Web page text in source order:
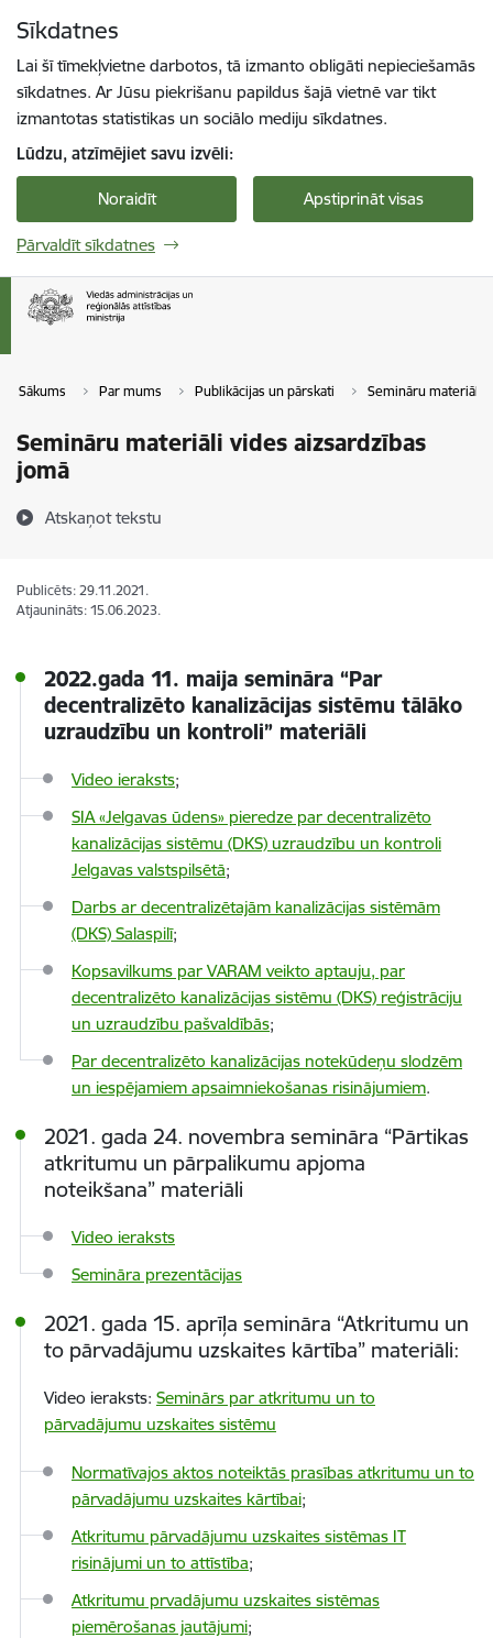
Sīkdatnes
Lai šī tīmekļvietne darbotos, tā izmanto obligāti nepieciešamās
sīkdatnes. Ar Jūsu piekrišanu papildus šajā vietnē var tikt
izmantotas statistikas un sociālo mediju sīkdatnes.
Lūdzu, atzīmējiet savu izvēli:
Noraidīt Apstiprināt visas
Pārvaldīt sīkdatnes
Sākums Par mums Publikācijas un pārskati Semināru materiāli
Semināru materiāli vides aizsardzības
jomā
Atskaņot tekstu
Publicēts: 29.11.2021.
Atjaunināts: 15.06.2023.
2022.gada 11. maija semināra “Par
decentralizēto kanalizācijas sistēmu tālāko
uzraudzību un kontroli” materiāli
Video ieraksts;
SIA «Jelgavas ūdens» pieredze par decentralizēto
kanalizācijas sistēmu (DKS) uzraudzību un kontroli
Jelgavas valstspilsētā;
Darbs ar decentralizētajām kanalizācijas sistēmām
(DKS) Salaspilī;
Kopsavilkums par VARAM veikto aptauju, par
decentralizēto kanalizācijas sistēmu (DKS) reģistrāciju
un uzraudzību pašvaldībās;
Par decentralizēto kanalizācijas notekūdeņu slodzēm
un iespējamiem apsaimniekošanas risinājumiem.
2021. gada 24. novembra semināra “Pārtikas
atkritumu un pārpalikumu apjoma
noteikšana” materiāli
Video ieraksts
Semināra prezentācijas
2021. gada 15. aprīļa semināra “Atkritumu un
to pārvadājumu uzskaites kārtība” materiāli:
Video ieraksts: Seminārs par atkritumu un to
pārvadājumu uzskaites sistēmu
Normatīvajos aktos noteiktās prasības atkritumu un to
pārvadājumu uzskaites kārtībai;
Atkritumu pārvadājumu uzskaites sistēmas IT
risinājumi un to attīstība;
Atkritumu prvadājumu uzskaites sistēmas
piemērošanas jautājumi;